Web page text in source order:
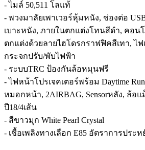
- ไมล์ 50,511 โลแท้
- พวงมาลัยเพาเวอร์หุ้มหนัง, ช่องต่อ
เบาะหนัง, ภายในตกแต่งโทนสีดำ, คอน
ตกแต่งด้วยลายไฮโดรกราฟฟิคสีเทา, ไฟ
กระจกปรับ/พับไฟฟ้า
- ระบบTRC ป้องกันล้อหมุนฟรี
- ไฟหน้าโปรเจคเตอร์พร้อม Daytime
หมอกหน้า, 2AIRBAG, Sensorหลัง, ล้อแ
ปี18/4เส้น
- สีขาวมุก White Pearl Crystal
- เชื้อเพลิงทางเลือก E85 อัตราการประ